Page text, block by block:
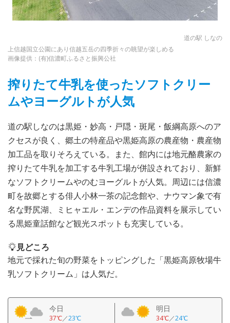
道の駅 しなの
上信越国立公園にあり信越五岳の四季折々の眺望が楽しめる
画像提供：(有)信濃町ふるさと振興公社
搾りたて牛乳を使ったソフトクリー
ムやヨーグルトが人気
道の駅しなのは黒姫・妙高・戸隠・斑尾・飯綱高原へのア
クセスが良く、郷土の特産品や黒姫高原の農産物・農産物
加工品を取りそろえている。また、館内には地元酪農家の
搾りたて牛乳を加工する牛乳工場が併設されており、新鮮
なソフトクリームやのむヨーグルトが人気。周辺には信濃
町を故郷とする俳人小林一茶の記念館や、ナウマン象で有
名な野尻湖、ミヒャエル・エンデの作品資料を展示してい
る黒姫童話館など観光スポットも充実している。
見どころ
地元で採れた旬の野菜をトッピングした「黒姫高原牧場牛
乳ソフトクリーム」は人気だ。
今日
37℃／23℃
明日
34℃／24℃